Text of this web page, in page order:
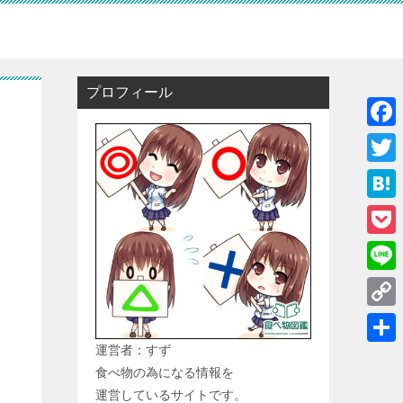
プロフィール
運営者：すず
食べ物の為になる情報を
運営しているサイトです。
F
a
c
e
b
o
o
k
T
w
i
e
H
a
t
e
n
P
o
c
k
L
i
n
C